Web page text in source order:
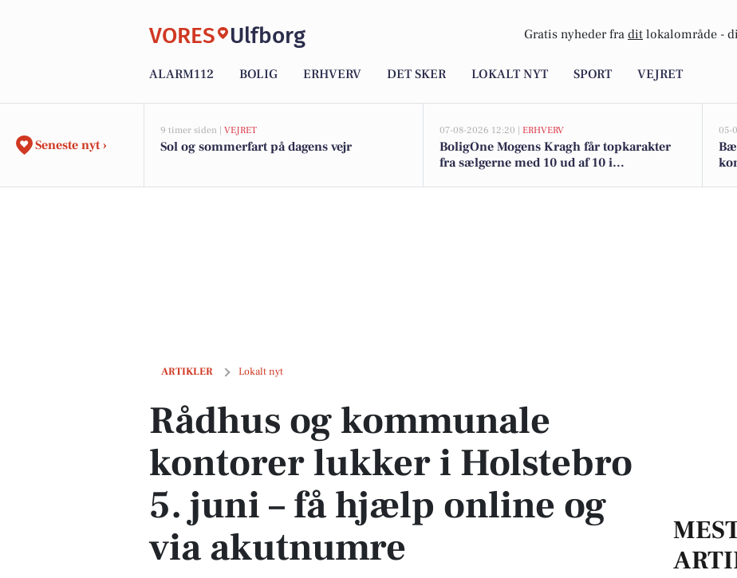
VORES Ulfborg Gratis nyheder fra dit lokalområde -
ALARM112 BOLIG ERHVERV DET SKER LOKALT NYT SPORT VEJRET
Seneste nyt ›
9 timer siden | VEJRET
Sol og sommerfart på dagens vejr
07-08-2026 12:20 | ERHVERV
BoligOne Mogens Kragh får topkarakter
fra sælgerne med 10 ud af 10 i
05-
ARTIKLER Lokalt nyt
Rådhus og kommunale kontorer lukker i Holstebro 5. juni – få hjælp online og via akutnumre
Rådhus og kommunale
kontorer lukker i Holstebro
5. juni – få hjælp online og
via akutnumre